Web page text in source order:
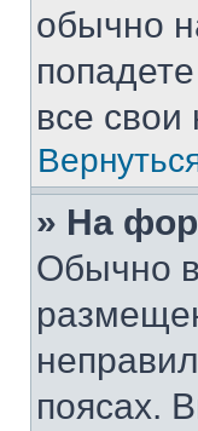
обычно
все свои
» На
Обычно
поясах.